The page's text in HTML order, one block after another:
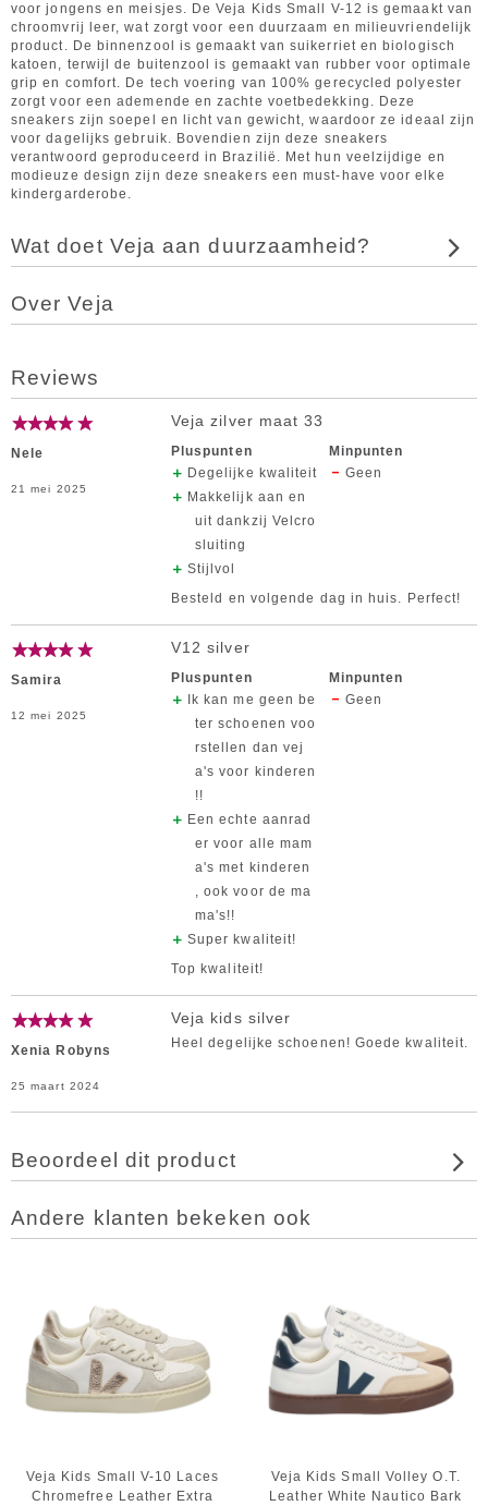
voor jongens en meisjes. De Veja Kids Small V-12 is gemaakt van
chroomvrij leer, wat zorgt voor een duurzaam en milieuvriendelijk
product. De binnenzool is gemaakt van suikerriet en biologisch
katoen, terwijl de buitenzool is gemaakt van rubber voor optimale
grip en comfort. De tech voering van 100% gerecycled polyester
zorgt voor een ademende en zachte voetbedekking. Deze
sneakers zijn soepel en licht van gewicht, waardoor ze ideaal zijn
voor dagelijks gebruik. Bovendien zijn deze sneakers
verantwoord geproduceerd in Brazilië. Met hun veelzijdige en
modieuze design zijn deze sneakers een must-have voor elke
kindergarderobe.
Wat doet Veja aan duurzaamheid?
Over Veja
Reviews
Nele
21 mei 2025
Veja zilver maat 33
Pluspunten
Degelijke kwaliteit
Makkelijk aan en
uit dankzij Velcro
sluiting
Stijlvol
Minpunten
Geen
Besteld en volgende dag in huis. Perfect!
Samira
12 mei 2025
V12 silver
Pluspunten
Ik kan me geen be
ter schoenen voo
rstellen dan vej
a's voor kinderen
!!
Een echte aanrad
er voor alle mam
a's met kinderen
, ook voor de ma
ma's!!
Super kwaliteit!
Minpunten
Geen
Top kwaliteit!
Xenia Robyns
25 maart 2024
Veja kids silver
Heel degelijke schoenen! Goede kwaliteit.
Beoordeel dit product
Andere klanten bekeken ook
Veja Kids Small V-10 Laces
Chromefree Leather Extra
Veja Kids Small Volley O.T.
Leather White Nautico Bark